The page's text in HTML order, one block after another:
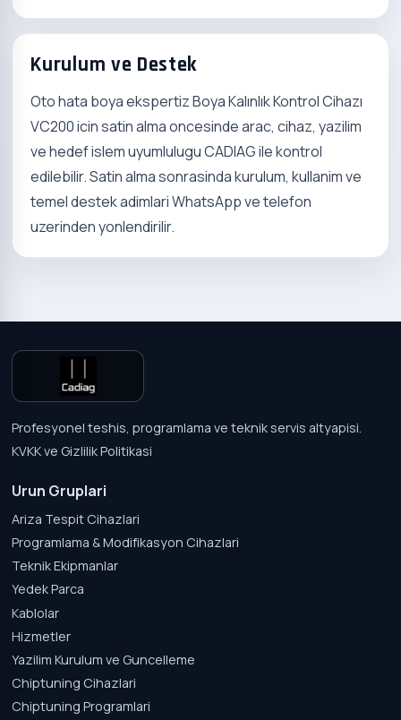
Kurulum ve Destek
Oto hata boya ekspertiz Boya Kalınlık Kontrol Cihazı
VC200 icin satin alma oncesinde arac, cihaz, yazilim
ve hedef islem uyumlulugu CADIAG ile kontrol
edilebilir. Satin alma sonrasinda kurulum, kullanim ve
temel destek adimlari WhatsApp ve telefon
uzerinden yonlendirilir.
Profesyonel teshis, programlama ve teknik servis altyapisi.
KVKK ve Gizlilik Politikasi
Urun Gruplari
Ariza Tespit Cihazlari
Programlama & Modifikasyon Cihazlari
Teknik Ekipmanlar
Yedek Parca
Kablolar
Hizmetler
Yazilim Kurulum ve Guncelleme
Chiptuning Cihazlari
Chiptuning Programlari